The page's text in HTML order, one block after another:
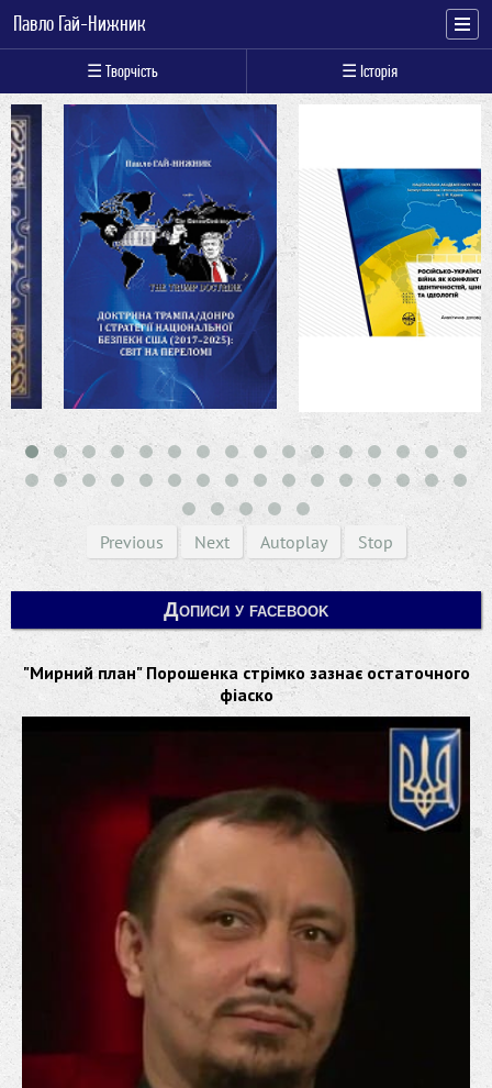
Павло Гай-Нижник
☰ Творчість ☰ Історія
Previous Next Autoplay Stop
Дописи у facebook
"Мирний план" Порошенка стрімко зазнає остаточного
фіаско